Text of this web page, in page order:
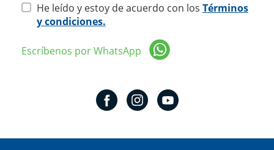
He leído y estoy de acuerdo con los Términos
y condiciones.
Escríbenos por WhatsApp